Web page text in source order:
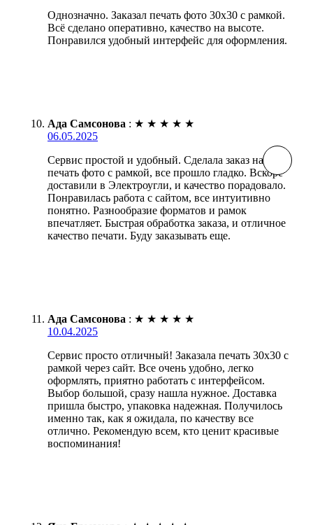
Однозначно. Заказал печать фото 30х30 с рамкой.
Всё сделано оперативно, качество на высоте.
Понравился удобный интерфейс для оформления.
Ада Самсонова : ★ ★ ★ ★ ★
06.05.2025
Сервис простой и удобный. Сделала заказ на
печать фото с рамкой, все прошло гладко. Вскоре
доставили в Электроугли, и качество порадовало.
Понравилась работа с сайтом, все интуитивно
понятно. Разнообразие форматов и рамок
впечатляет. Быстрая обработка заказа, и отличное
качество печати. Буду заказывать еще.
Ада Самсонова : ★ ★ ★ ★ ★
10.04.2025
Сервис просто отличный! Заказала печать 30х30 с
рамкой через сайт. Все очень удобно, легко
оформлять, приятно работать с интерфейсом.
Выбор большой, сразу нашла нужное. Доставка
пришла быстро, упаковка надежная. Получилось
именно так, как я ожидала, по качеству все
отлично. Рекомендую всем, кто ценит красивые
воспоминания!